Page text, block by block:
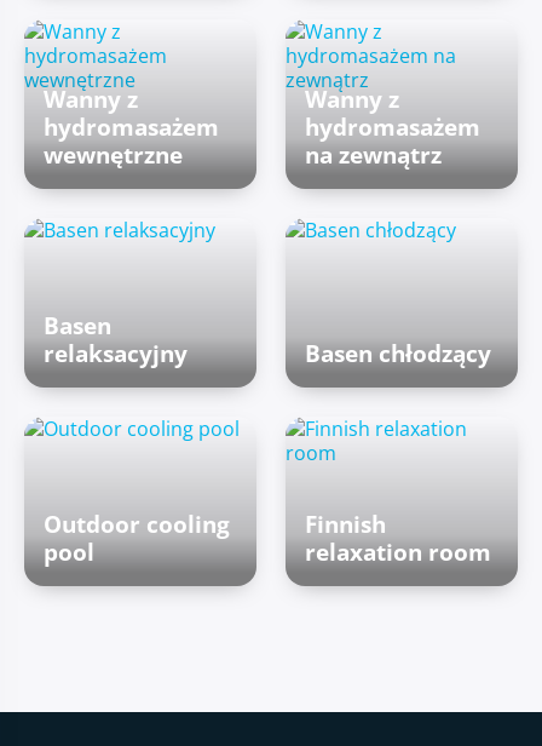
Wanny z
hydromasażem
wewnętrzne
Wanny z
hydromasażem
na zewnątrz
Basen
relaksacyjny
Basen chłodzący
Outdoor cooling
pool
Finnish
relaxation room
Stopka strony